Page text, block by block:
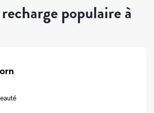
populaire à